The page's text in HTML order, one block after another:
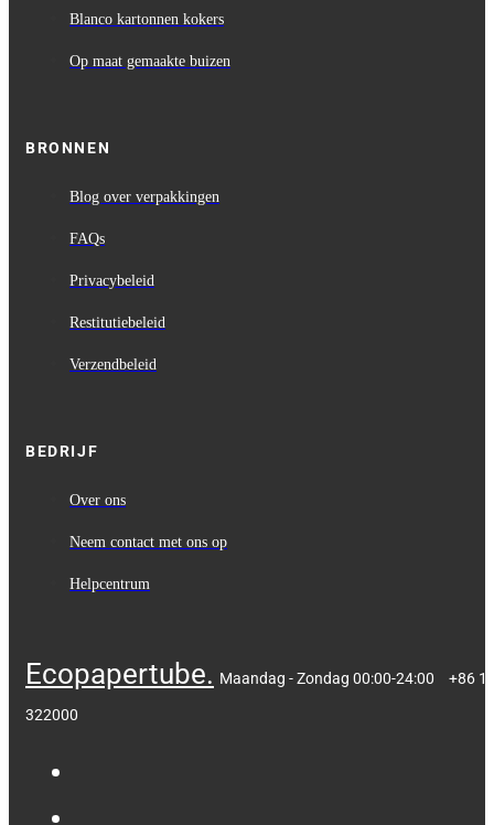
Blanco kartonnen kokers
Op maat gemaakte buizen
BRONNEN
Blog over verpakkingen
FAQs
Privacybeleid
Restitutiebeleid
Verzendbeleid
BEDRIJF
Over ons
Neem contact met ons op
Helpcentrum
Ecopapertube. Maandag - Zondag 00:00-24:00 +86
322000